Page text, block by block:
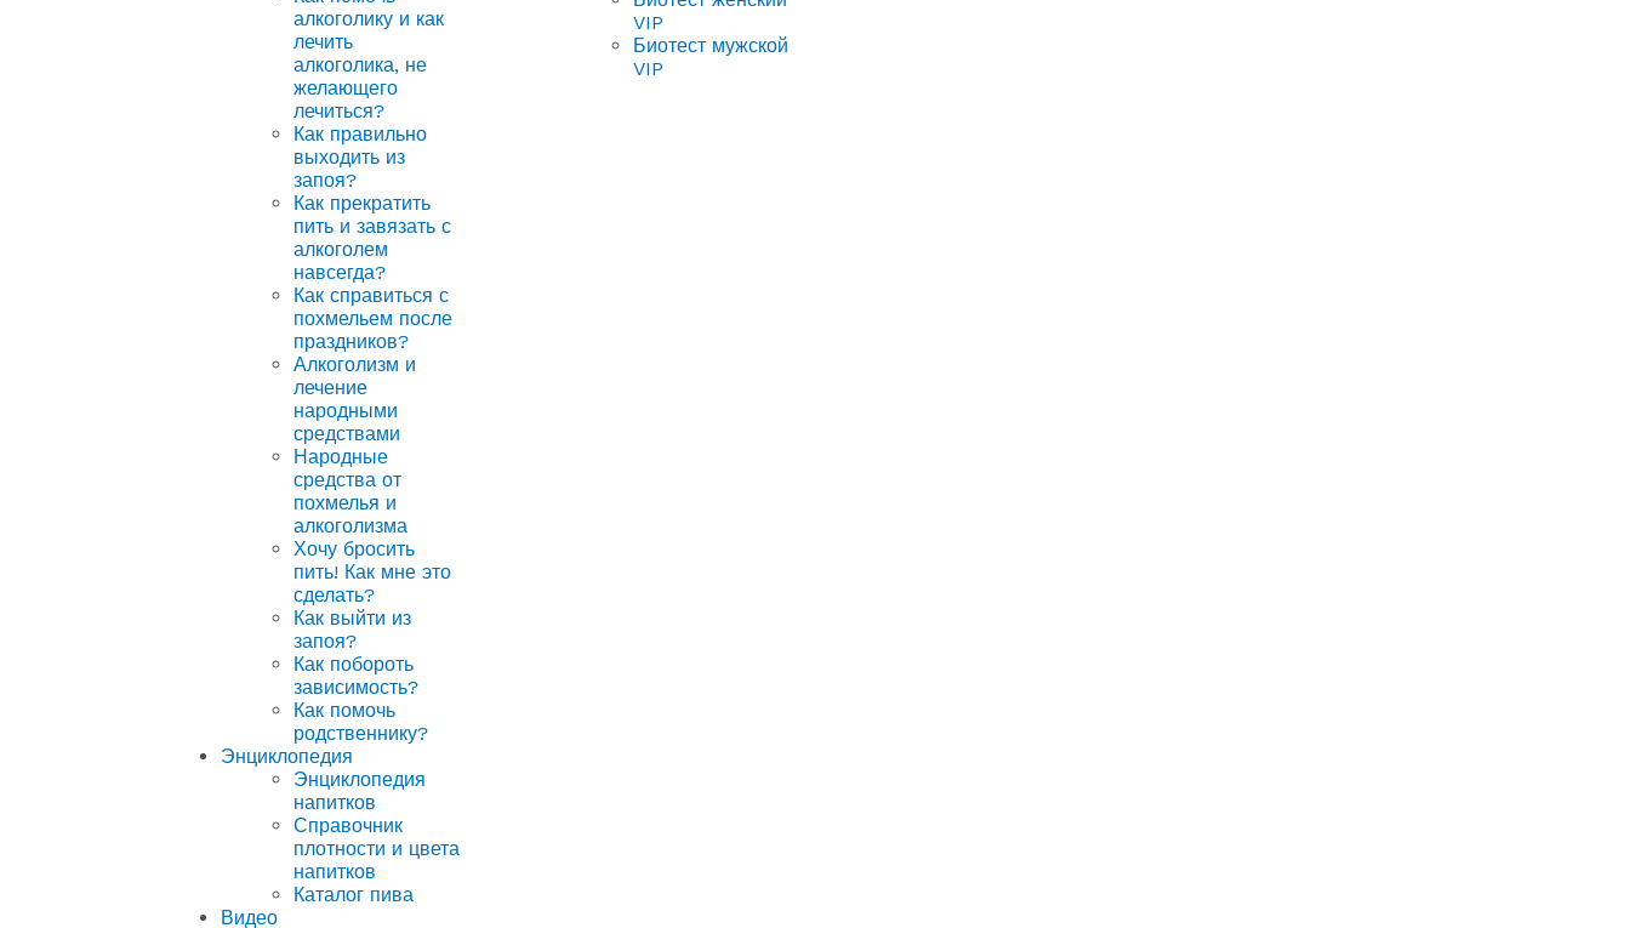
алкоголику и как
лечить
алкоголика, не
желающего
лечиться?
Как правильно
выходить из
запоя?
Как прекратить
пить и завязать с
алкоголем
навсегда?
Как справиться с
похмельем после
праздников?
Алкоголизм и
лечение
народными
средствами
Народные
средства от
похмелья и
алкоголизма
Хочу бросить
пить! Как мне это
сделать?
Как выйти из
запоя?
Как побороть
зависимость?
Как помочь
родственнику?
Энциклопедия
Энциклопедия
напитков
Справочник
плотности и цвета
напитков
Каталог пива
Видео
VIP
Биотест мужской
VIP